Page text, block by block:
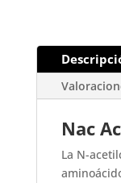
Nac
La N-